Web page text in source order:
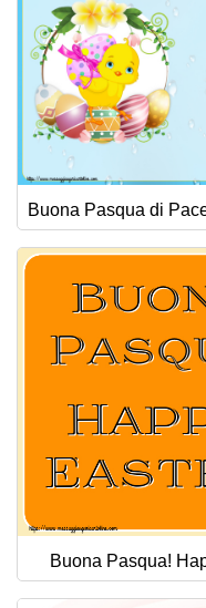
Buona Pasqua di
Buona Pasqua!